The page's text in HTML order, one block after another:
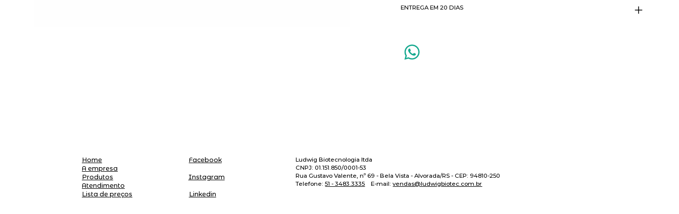
ENTREGA EM 20 DIAS
Facebook
Ludwig Biotecnologia ltda
CNPJ: 01.151.850/0001-53
Rua Gustavo Valente, nº 69 - Bela Vista - Alvorada/RS - CEP: 94810-250
Telefone:51 - 3483.3335 E-mail:vendas@ludwigbiotec.com.br
Home
A empresa
Produtos
Atendimento
Lista de preços
Instagram
Linkedin